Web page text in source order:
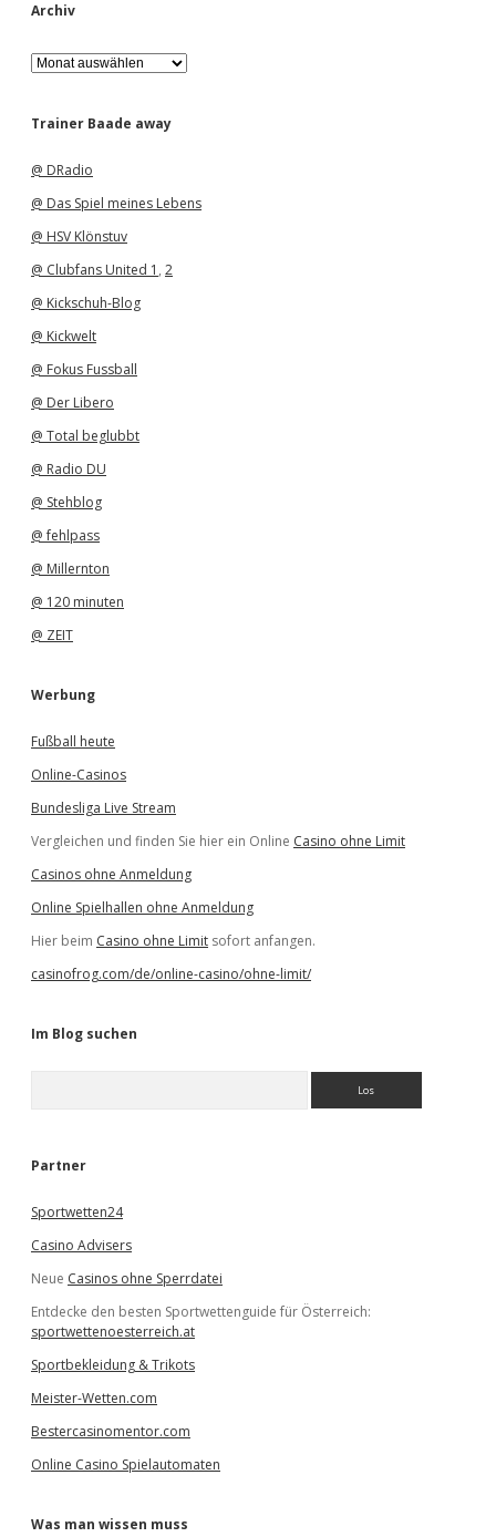
Archiv
A
r
h
Trainer Baade away
@ DRadio
@ Das Spiel meines Lebens
@ HSV Klönstuv
@ Clubfans United 1 , 2
@ Kickschuh-Blog
@ Kickwelt
@ Fokus Fussball
@ Der Libero
@ Total beglubbt
@ Radio DU
@ Stehblog
@ fehlpass
@ Millernton
@ 120 minuten
@ ZEIT
Werbung
Fußball heute
Online-Casinos
Bundesliga Live Stream
Vergleichen und finden Sie hier ein Online Casino ohne Limit
Casinos ohne Anmeldung
Online Spielhallen ohne Anmeldung
Hier beim Casino ohne Limit sofort anfangen.
casinofrog.com/de/online-casino/ohne-limit/
Im Blog suchen
e
Partner
Sportwetten24
Casino Advisers
Neue Casinos ohne Sperrdatei
Entdecke den besten Sportwettenguide für Österreich:
sportwettenoesterreich.at
Sportbekleidung & Trikots
Meister-Wetten.com
Bestercasinomentor.com
Online Casino Spielautomaten
Was man wissen muss